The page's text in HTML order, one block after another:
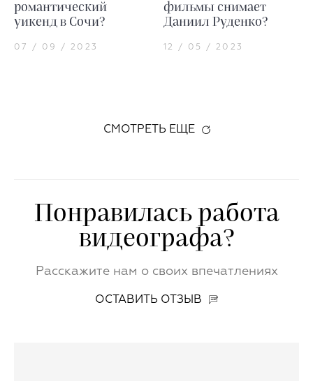
романтический
уикенд в Сочи?
07 / 09 / 2023
фильмы снимает
Даниил Руденко?
12 / 05 / 2023
СМОТРЕТЬ ЕЩЕ
Понравилась работа
видеографа?
Расскажите нам о своих впечатлениях
ОСТАВИТЬ ОТЗЫВ